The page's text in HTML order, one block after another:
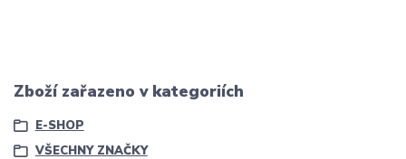
Zboží zařazeno v kategoriích
E-SHOP
VŠECHNY ZNAČKY